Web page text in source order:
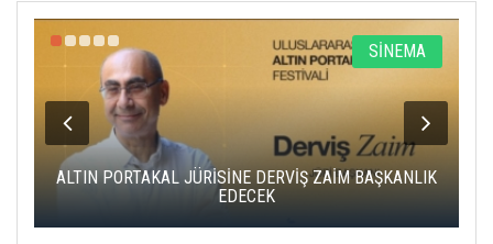
SİNEMA
ALTIN PORTAKAL JÜRİSİNE DERVİŞ ZAİM BAŞKANLIK
EDECEK